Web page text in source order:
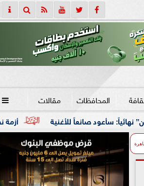
المحافظات مقالات 
أزمة نفسية وظروف